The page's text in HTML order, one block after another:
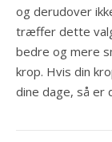
og derudover
træffer dette
bedre og mere
krop. Hvis din
dine dage, så er